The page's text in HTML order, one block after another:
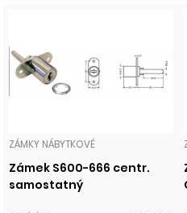
ZÁMKY NÁBYTKOVÉ
Zámek S600-666 centr.
samostatný